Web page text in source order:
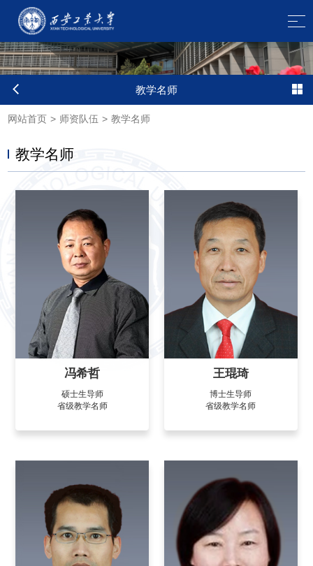
教学名师
教学名师
网站首页 > 师资队伍 > 教学名师
冯希哲
硕士生导师
省级教学名师
王琨琦
博士生导师
省级教学名师